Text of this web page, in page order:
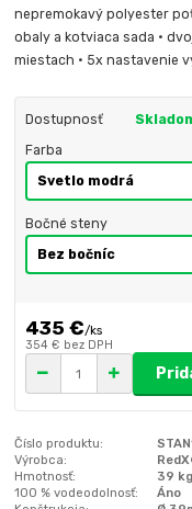
nepremokavý polyester
obaly a kotviaca sada •
miestach • 5x nastavenie
Dostupnosť
Farba
Bočné steny
435 €/ks
354 € bez DPH
Číslo produktu:
Výrobca:
Hmotnosť:
39 kg
100 % vodeodolnosť:
Áno